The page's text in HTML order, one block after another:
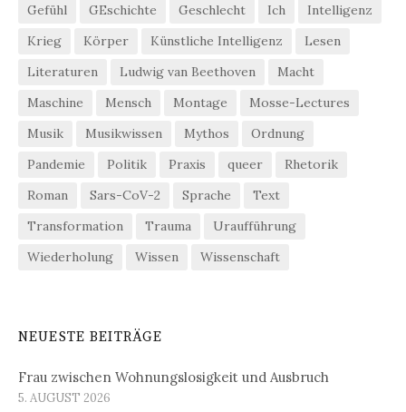
Gefühl
GEschichte Geschlecht Ich
Intelligenz
Krieg
Körper Künstliche Intelligenz
Lesen
Literaturen
Ludwig van Beethoven
Macht
Maschine
Mensch Montage
Mosse-Lectures
Musik
Musikwissen Mythos
Ordnung
Pandemie
Politik Praxis queer
Rhetorik
Roman
Sars-CoV-2 Sprache
Text
Transformation
Trauma
Uraufführung
Wiederholung
Wissen Wissenschaft
NEUESTE BEITRÄGE
Frau zwischen Wohnungslosigkeit und Ausbruch
5. AUGUST 2026